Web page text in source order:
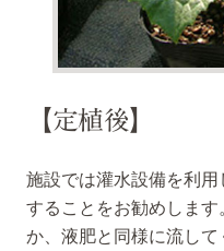
【定植後】
施設では灌水設備を利
することをお勧めしま
か、液肥と同様に流し